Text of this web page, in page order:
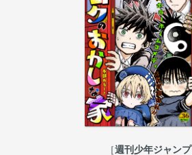
週刊少年ジャンプ